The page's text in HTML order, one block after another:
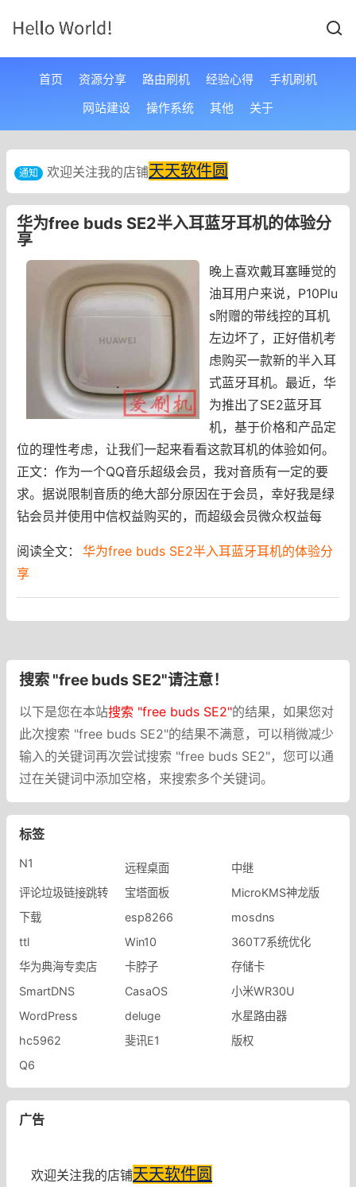
首页 资源分享 路由刷机 经验心得
手机刷机
网站建设
操作系统 其他 关于
通知 欢迎关注我的店铺天天软件圆
华为free buds SE2半入耳蓝牙耳机的体验分
享
晚上喜欢戴耳塞睡觉的
油耳用户来说，P10Plu
s附赠的带线控的耳机
左边坏了，正好借机考
虑购买一款新的半入耳
式蓝牙耳机。最近，华
为推出了SE2蓝牙耳
机，基于价格和产品定
位的理性考虑，让我们一起来看看这款耳机的体验如何。
正文：作为一个QQ音乐超级会员，我对音质有一定的要
求。据说限制音质的绝大部分原因在于会员，幸好我是绿
钻会员并使用中信权益购买的，而超级会员微众权益每
阅读全文：
华为free buds SE2半入耳蓝牙耳机的体验分
享
搜索 "free buds SE2"请注意！
以下是您在本站搜索 "free buds SE2"的结果，如果您对
此次搜索 "free buds SE2"的结果不满意，可以稍微减少
输入的关键词再次尝试搜索 "free buds SE2"，您可以通
过在关键词中添加空格，来搜索多个关键词。
标签
N1 远程桌面
中继
评论垃圾链接跳转
宝塔面板
MicroKMS神龙版
下载
esp8266
mosdns
ttl
Win10
360T7系统优化
华为典海专卖店
卡脖子
存储卡
SmartDNS
CasaOS
小米WR30U
WordPress
deluge
水星路由器
hc5962
斐讯E1
版权
Q6
广告
欢迎关注我的店铺天天软件圆